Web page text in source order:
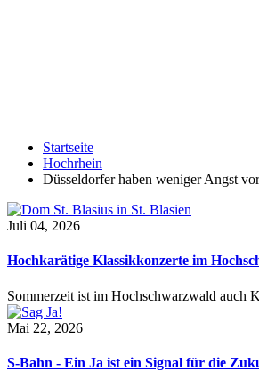
Startseite
Hochrhein
Düsseldorfer haben weniger Angst
Juli 04, 2026
Hochkarätige Klassikkonzerte im
Sommerzeit ist im Hochschwarzwald auch
Mai 22, 2026
S-Bahn - Ein Ja ist ein Signal für die